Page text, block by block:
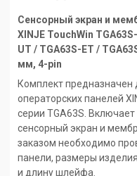
Сенсорный экран и
XINJE TouchWin
UT / TGA63S-ET /
мм, 4-pin
Комплект предназначен
операторских панелей
серии TGA63S.
сенсорный экран и
заказом необходимо
панели, размеры
и длину шлейфа.